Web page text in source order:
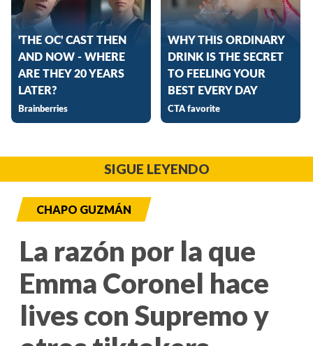
SIGUE LEYENDO
CHAPO GUZMÁN
La razón por la que
Emma Coronel hace
lives con Supremo y